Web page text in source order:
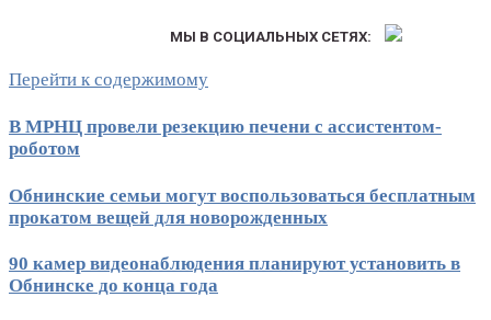
МЫ В СОЦИАЛЬНЫХ СЕТЯХ:
Перейти к содержимому
В МРНЦ провели резекцию печени с ассистентом-
роботом
Обнинские семьи могут воспользоваться бесплатным
прокатом вещей для новорожденных
90 камер видеонаблюдения планируют установить в
Обнинске до конца года